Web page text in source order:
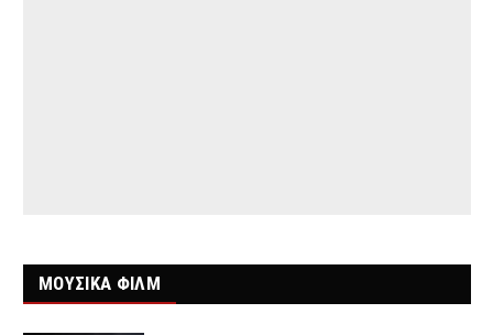
ΜΟΥΣΙΚΑ ΦΙΛΜ